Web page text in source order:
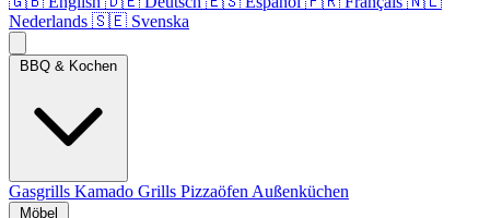
Nederlands 🇸🇪 Svenska
Gasgrills Kamado Grills Pizzaöfen Außenküchen